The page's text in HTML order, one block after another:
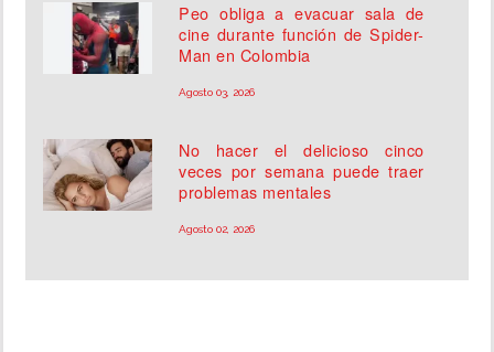
Peo obliga a evacuar sala de
cine durante función de Spider-
Man en Colombia
Agosto 03, 2026
No hacer el delicioso cinco
veces por semana puede traer
problemas mentales
Agosto 02, 2026